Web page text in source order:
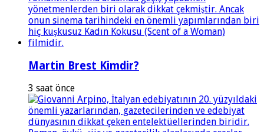
Martin Brest Kimdir?
3 saat önce